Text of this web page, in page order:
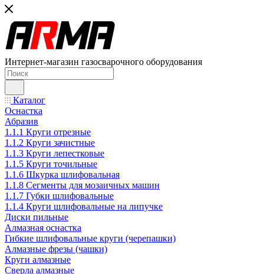
Интернет-магазин газосварочного оборудования
Каталог
Оснастка
Абразив
1.1.1 Круги отрезные
1.1.2 Круги зачистные
1.1.3 Круги лепестковые
1.1.5 Круги точильные
1.1.6 Шкурка шлифовальная
1.1.8 Сегменты для мозаичных машин
1.1.7 Губки шлифовальные
1.1.4 Круги шлифовальные на липучке
Диски пильные
Алмазная оснастка
Гибкие шлифовальные круги (черепашки)
Алмазные фрезы (чашки)
Круги алмазные
Сверла алмазные